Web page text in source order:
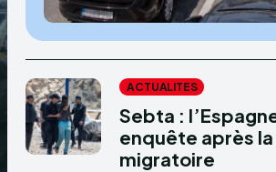
ACTUALITES
Sebta :
enquête après
migratoire